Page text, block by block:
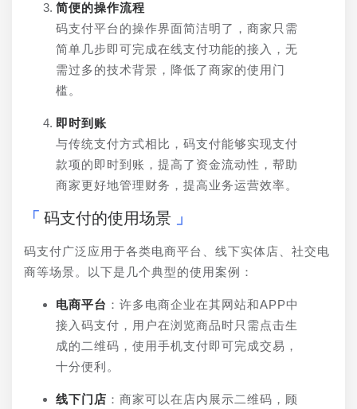
简便的操作流程
码支付平台的操作界面简洁明了，商家只需
简单几步即可完成在线支付功能的接入，无
需过多的技术背景，降低了商家的使用门
槛。
即时到账
与传统支付方式相比，码支付能够实现支付
款项的即时到账，提高了资金流动性，帮助
商家更好地管理财务，提高业务运营效率。
码支付的使用场景
码支付广泛应用于各类电商平台、线下实体店、社交电
商等场景。以下是几个典型的使用案例：
电商平台 ：许多电商企业在其网站和APP中
接入码支付，用户在浏览商品时只需点击生
成的二维码，使用手机支付即可完成交易，
十分便利。
线下门店 ：商家可以在店内展示二维码，顾